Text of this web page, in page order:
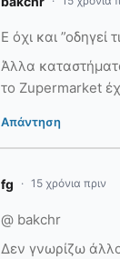
Ε όχι και ”οδηγεί
Άλλα
το Zupermarket
Απάντηση
fg 15 χρόνια πριν
@ bakchr
Δεν γνωρίζω